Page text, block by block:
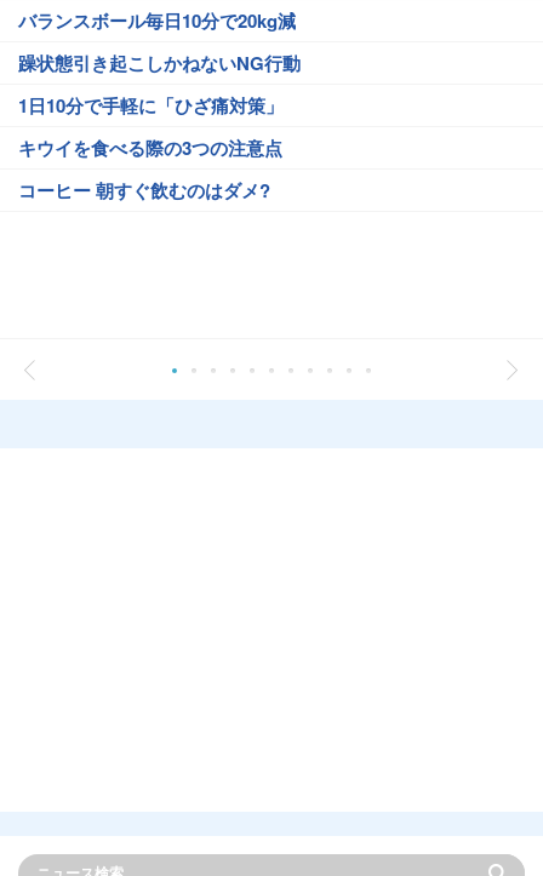
バランスボール毎日10分で20kg減
躁状態引き起こしかねないNG行動
1日10分で手軽に「ひざ痛対策」
キウイを食べる際の3つの注意点
コーヒー 朝すぐ飲むのはダメ?